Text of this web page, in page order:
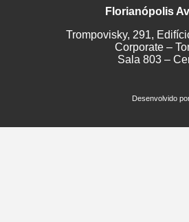
Florianópolis
Trompovisky, 291,
Corporate –
Sala 803 –
Desenvolvido